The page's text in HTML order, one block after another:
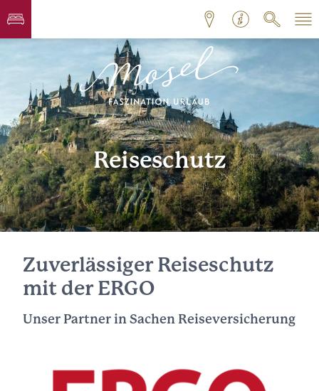
Reiseschutz
Zuverlässiger Reiseschutz
mit der ERGO
Unser Partner in Sachen Reiseversicherung